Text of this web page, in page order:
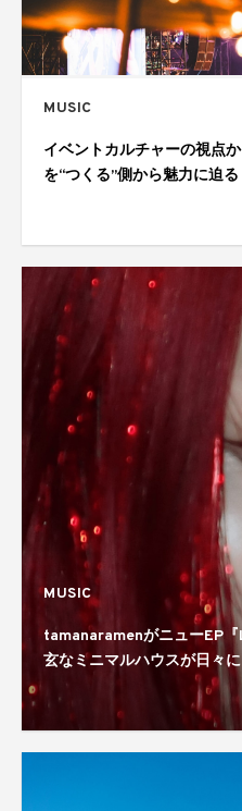
MUSIC
イベントカルチャーの視点
を“つくる”側から魅力に迫
MUSIC
tamanaramenがニューEP
玄なミニマルハウスが日々